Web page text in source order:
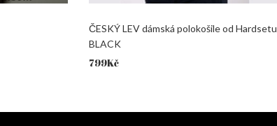
ČESKÝ LEV dámská polokošile od Hardsetu
BLACK
799Kč